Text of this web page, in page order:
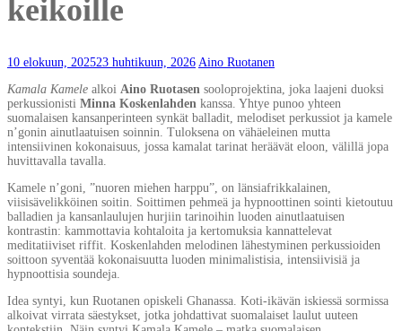
keikoille
10 elokuun, 202523 huhtikuun, 2026 Aino Ruotanen
Kamala Kamele alkoi Aino Ruotasen sooloprojektina, joka laajeni duoksi
perkussionisti Minna Koskenlahden kanssa. Yhtye punoo yhteen
suomalaisen kansanperinteen synkät balladit, melodiset perkussiot ja kamele
n’gonin ainutlaatuisen soinnin. Tuloksena on vähäeleinen mutta
intensiivinen kokonaisuus, jossa kamalat tarinat heräävät eloon, välillä jopa
huvittavalla tavalla.
Kamele n’goni, ”nuoren miehen harppu”, on länsiafrikkalainen,
viisisävelikköinen soitin. Soittimen pehmeä ja hypnoottinen sointi kietoutuu
balladien ja kansanlaulujen hurjiin tarinoihin luoden ainutlaatuisen
kontrastin: kammottavia kohtaloita ja kertomuksia kannattelevat
meditatiiviset riffit. Koskenlahden melodinen lähestyminen perkussioiden
soittoon syventää kokonaisuutta luoden minimalistisia, intensiivisiä ja
hypnoottisia soundeja.
Idea syntyi, kun Ruotanen opiskeli Ghanassa. Koti-ikävän iskiessä sormissa
alkoivat virrata säestykset, jotka johdattivat suomalaiset laulut uuteen